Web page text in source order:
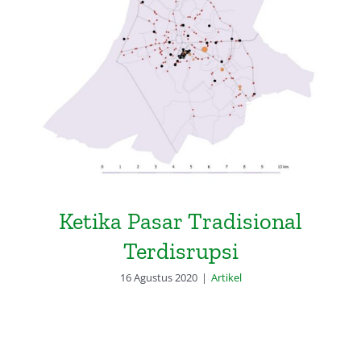
Ketika Pasar Tradisional
Terdisrupsi
Ketika Pasar Tradisional
Terdisrupsi
16 Agustus 2020 | Artikel